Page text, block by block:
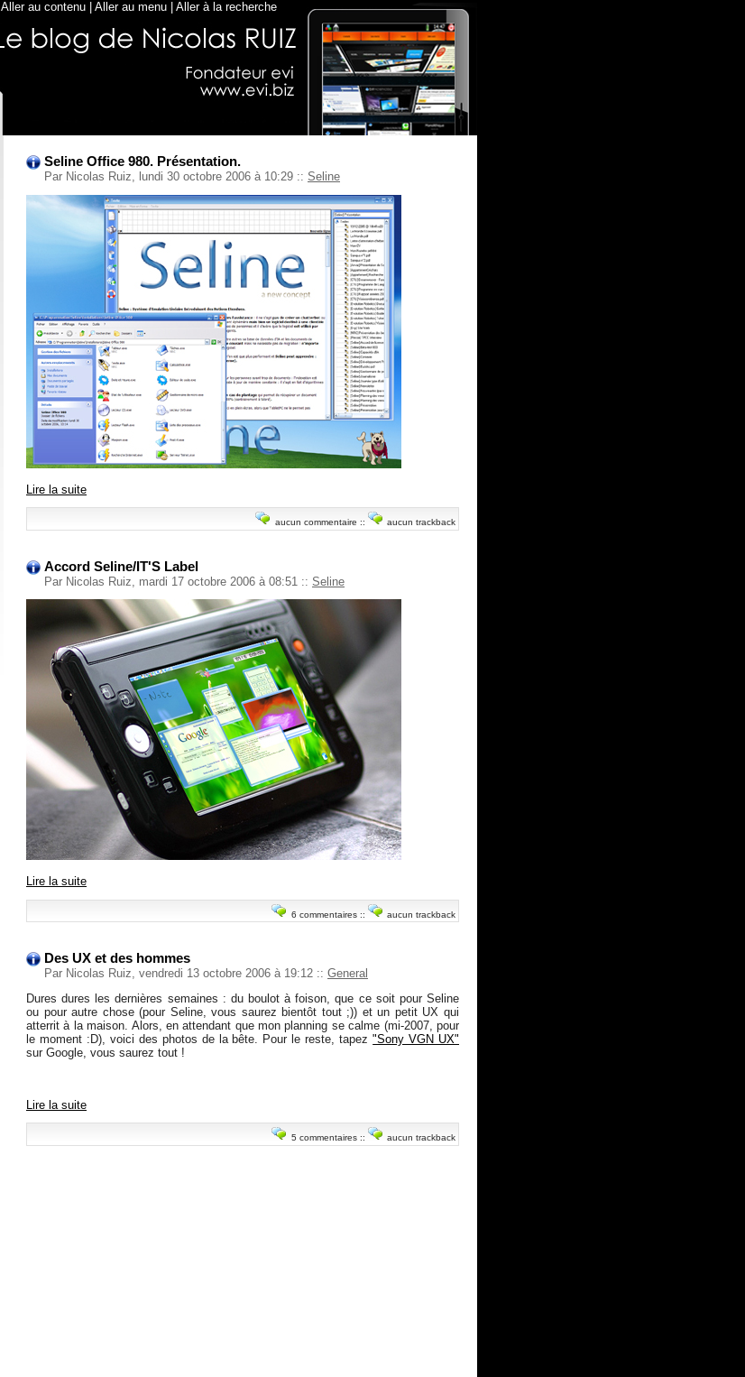
Aller au contenu Aller au menu Aller à la recherche
Seline Office 980. Présentation.
Par Nicolas Ruiz, lundi 30 octobre 2006 à 10:29 :: Seline
Lire la suite
aucun commentaire :: aucun trackback
Accord Seline/IT'S Label
Par Nicolas Ruiz, mardi 17 octobre 2006 à 08:51 :: Seline
Lire la suite
6 commentaires :: aucun trackback
Des UX et des hommes
Par Nicolas Ruiz, vendredi 13 octobre 2006 à 19:12 :: General
Dures dures les dernières semaines : du boulot à foison, que ce soit pour Seline
ou pour autre chose (pour Seline, vous saurez bientôt tout ;)) et un petit UX qui
atterrit à la maison. Alors, en attendant que mon planning se calme (mi-2007, pour
le moment :D), voici des photos de la bête. Pour le reste, tapez"Sony VGN UX"
sur Google, vous saurez tout !
Lire la suite
5 commentaires :: aucun trackback